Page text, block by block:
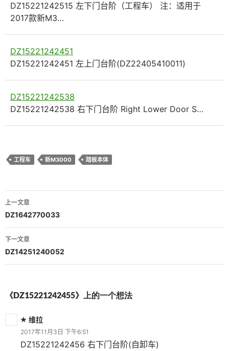
DZ15221242515 左下门台阶（工程车） 注：适用于
2017款新M3…
DZ15221242451
DZ15221242451 左上门台阶(DZ22405410011)
DZ15221242538
DZ15221242538 右下门台阶 Right Lower Door S…
工程车 新M3000 踏板本体
文
章
导
航
上一文章
DZ1642770033
下一文章
DZ14251240052
《DZ15221242455》上的一个想法
维拉
2017年11月3日 下午6:51
DZ15221242456 右下门台阶(自卸车)